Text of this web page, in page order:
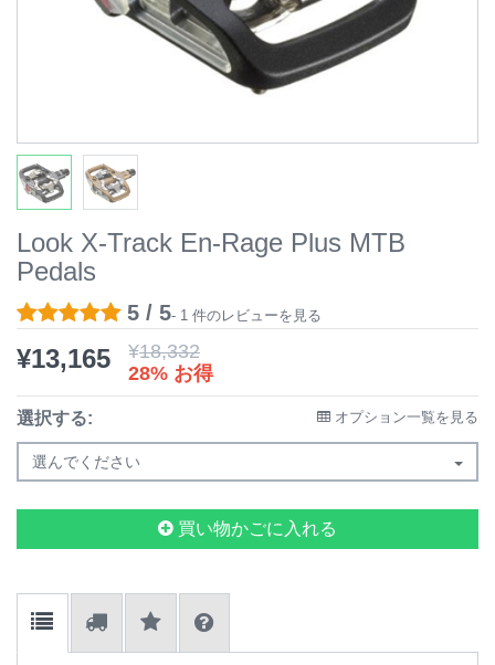
Look X-Track En-Rage Plus MTB
Pedals
5 / 5- 1 件のレビューを見る
¥13,165 ¥18,332
28% お得
選択する: オプション一覧を見る
選んでください
買い物かごに入れる